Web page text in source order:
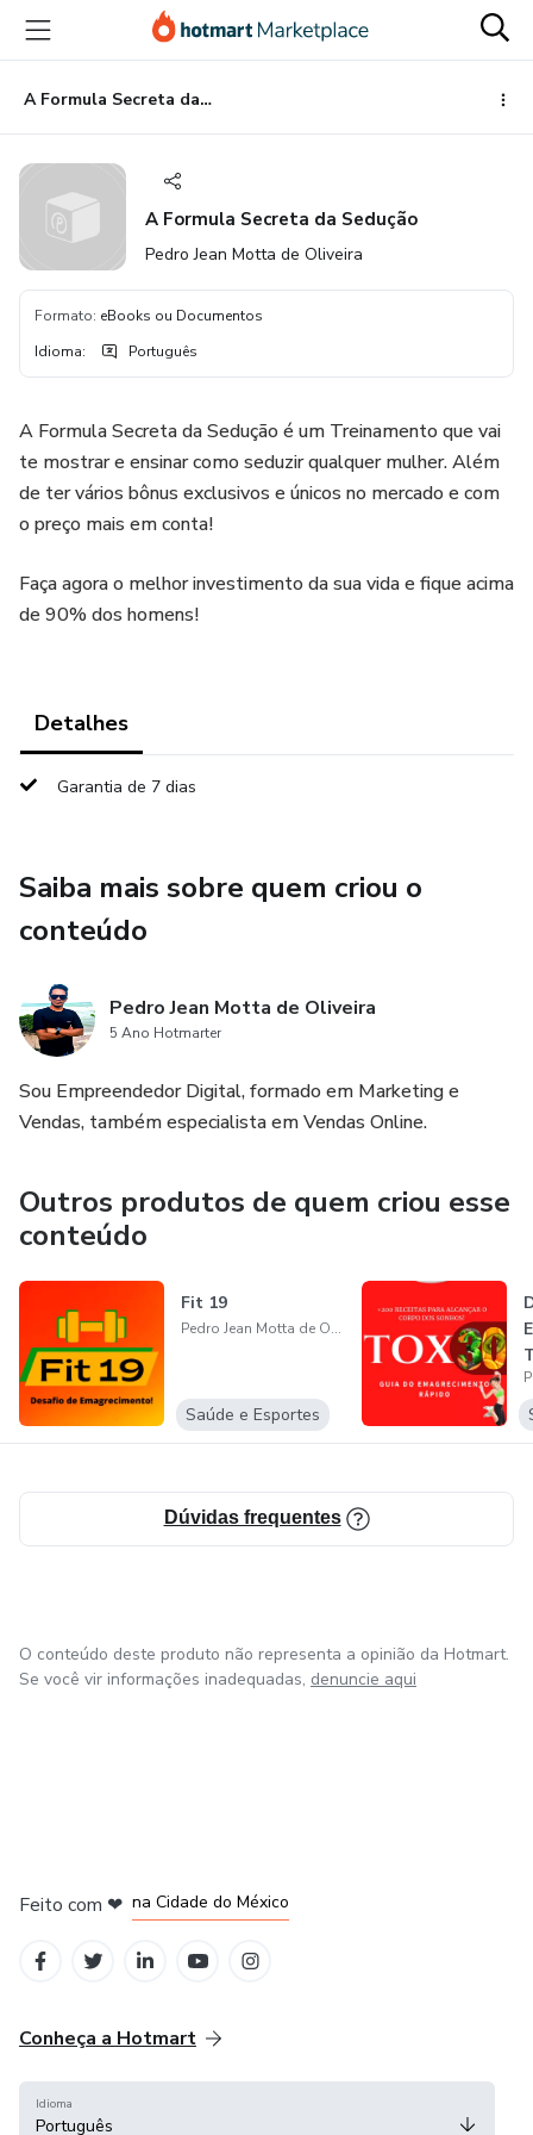
para
conteúdo
principal
para
pagamento
para
rodapé
A Formula Secreta da Sedução
A Formula Secreta da Sedução
Pedro Jean Motta de Oliveira
Formato: eBooks ou Documentos
Idioma: Português
A Formula Secreta da Sedução é um Treinamento que vai
te mostrar e ensinar como seduzir qualquer mulher. Além
de ter vários bônus exclusivos e únicos no mercado e com
o preço mais em conta!
Faça agora o melhor investimento da sua vida e fique acima
de 90% dos homens!
Detalhes
Garantia de 7 dias
Saiba mais sobre quem criou o
conteúdo
Pedro Jean Motta de Oliveira
5 Ano Hotmarter
Sou Empreendedor Digital, formado em Marketing e
Vendas, também especialista em Vendas Online.
Outros produtos de quem criou esse
conteúdo
Fit 19
Pedro Jean Motta de Oliveira
Saúde e Esportes
Dúvidas frequentes
O conteúdo deste produto não representa a opinião da Hotmart.
Se você vir informações inadequadas, denuncie aqui
Feito com ❤ na Cidade do México
Conheça a Hotmart
Idioma
Português